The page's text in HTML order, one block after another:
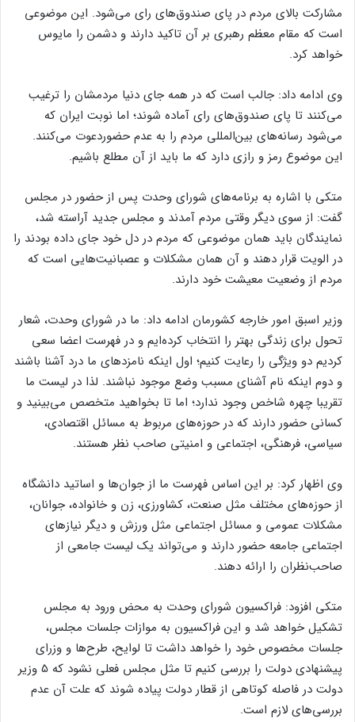
مشارکت بالای مردم در پای صندوق‌های رای می‌شود. این موضوعی
است که مقام معظم رهبری بر آن تاکید دارند و دشمن را مایوس
خواهد کرد.
وی ادامه داد: جالب است که در همه جای دنیا مردمشان را ترغیب
می‌کنند تا پای صندوق‌های رای آماده شوند؛ اما نوبت ایران که
می‌شود رسانه‌های بین‌المللی مردم را به عدم حضوردعوت می‌کنند.
این موضوع رمز و رازی دارد که ما باید از آن مطلع باشیم.
متکی با اشاره به برنامه‌های شورای وحدت پس از حضور در مجلس
گفت: از سوی دیگر وقتی مردم آمدند و مجلس جدید آراسته شد،
نمایندگان باید همان موضوعی که مردم در دل خود جای داده بودند را
در الویت قرار دهند و آن همان مشکلات و عصبانیت‌هایی است که
مردم از وضعیت معیشت خود دارند.
وزیر اسبق امور خارجه کشورمان ادامه داد: ما در شورای وحدت، شعار
تحول برای زندگی بهتر را انتخاب کرده‌ایم و در فهرست اعضا سعی
کردیم دو ویژگی را رعایت کنیم؛ اول اینکه نامزدهای ما درد آشنا باشند
و دوم اینکه نام آشنای مسبب وضع موجود نباشند. لذا در لیست ما
تقریبا چهره شاخص وجود ندارد؛ اما تا بخواهید متخصص می‌بینید و
کسانی حضور دارند که در حوزه‌های مربوط به مسائل اقتصادی،
سیاسی، فرهنگی، اجتماعی و امنیتی صاحب نظر هستند.
وی اظهار کرد: بر این اساس فهرست ما از جوان‌ها و اساتید دانشگاه
از حوزه‌های مختلف مثل صنعت، کشاورزی، زن و خانواده، جوانان،
مشکلات عمومی و مسائل اجتماعی مثل ورزش و دیگر نیاز‌های
اجتماعی جامعه حضور دارند و می‌تواند یک لیست جامعی از
صاحب‌نظران را ارائه دهند.
متکی افزود: فراکسیون شورای وحدت به محض ورود به مجلس
تشکیل خواهد شد و این فراکسیون به موازات جلسات مجلس،
جلسات مخصوص خود را خواهد داشت تا لوایح، طرح‌ها و وزرای
پیشنهادی دولت را بررسی کنیم تا مثل مجلس فعلی نشود که 5 وزیر
دولت در فاصله کوتاهی از قطار دولت پیاده شوند که علت آن عدم
بررسی‌های لازم است.